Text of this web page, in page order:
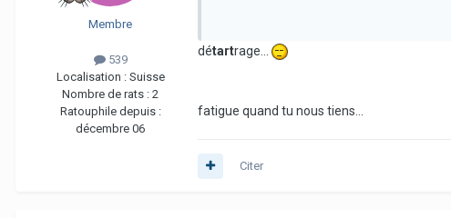
Membre
539
Localisation : Suisse
Nombre de rats : 2
Ratouphile depuis :
décembre 06
détartrage...
fatigue quand tu nous tiens...
Citer